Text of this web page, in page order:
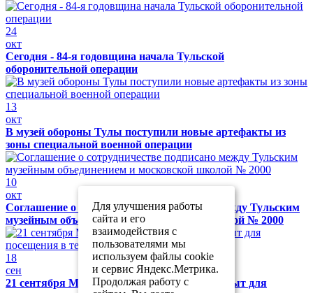
24
окт
Сегодня - 84-я годовщина начала Тульской
оборонительной операции
13
окт
В музей обороны Тулы поступили новые артефакты из
зоны специальной военной операции
10
окт
Соглашение о сотрудничестве подписано между Тульским
музейным объединением и московской школой № 2000
18
сен
21 сентября Музей обороны Тулы будет закрыт для
Для улучшения работы
сайта и его
взаимодействия с
пользователями мы
используем файлы cookie
и сервис Яндекс.Метрика.
Продолжая работу с